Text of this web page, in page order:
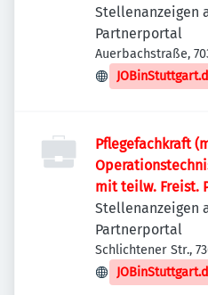
Stellenanzeigen
Partnerportal
Auerbachstraße,
Deutschland
Pflegefachkraft
mit teilw. Freist.
Stellenanzeigen
Partnerportal
Schlichtener Str.,
Deutschland